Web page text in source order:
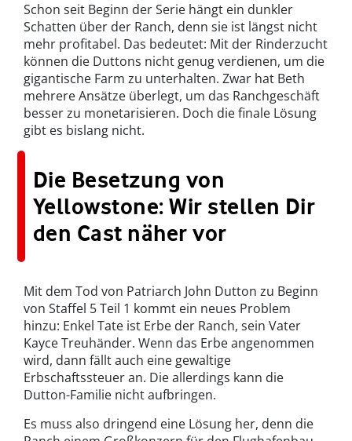
Schon seit Beginn der Serie hängt ein dunkler
Schatten über der Ranch, denn sie ist längst nicht
mehr profitabel. Das bedeutet: Mit der Rinderzucht
können die Duttons nicht genug verdienen, um die
gigantische Farm zu unterhalten. Zwar hat Beth
mehrere Ansätze überlegt, um das Ranchgeschäft
besser zu monetarisieren. Doch die finale Lösung
gibt es bislang nicht.
Die Besetzung von
Yellowstone: Wir stellen Dir
den Cast näher vor
Mit dem Tod von Patriarch John Dutton zu Beginn
von Staffel 5 Teil 1 kommt ein neues Problem
hinzu: Enkel Tate ist Erbe der Ranch, sein Vater
Kayce Treuhänder. Wenn das Erbe angenommen
wird, dann fällt auch eine gewaltige
Erbschaftssteuer an. Die allerdings kann die
Dutton-Familie nicht aufbringen.
Es muss also dringend eine Lösung her, denn die